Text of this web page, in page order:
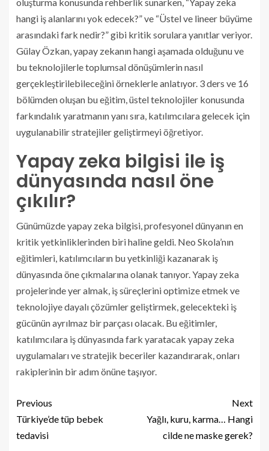
hangi iş alanlarını yok edecek?” ve “Üstel ve lineer büyüme
arasındaki fark nedir?” gibi kritik sorulara yanıtlar veriyor.
Gülay Özkan, yapay zekanın hangi aşamada olduğunu ve
bu teknolojilerle toplumsal dönüşümlerin nasıl
gerçekleştirilebileceğini örneklerle anlatıyor. 3 ders ve 16
bölümden oluşan bu eğitim, üstel teknolojiler konusunda
farkındalık yaratmanın yanı sıra, katılımcılara gelecek için
uygulanabilir stratejiler geliştirmeyi öğretiyor.
Yapay zeka bilgisi ile iş
dünyasında nasıl öne
çıkılır?
Günümüzde yapay zeka bilgisi, profesyonel dünyanın en
kritik yetkinliklerinden biri haline geldi. Neo Skola’nın
eğitimleri, katılımcıların bu yetkinliği kazanarak iş
dünyasında öne çıkmalarına olanak tanıyor. Yapay zeka
projelerinde yer almak, iş süreçlerini optimize etmek ve
teknolojiye dayalı çözümler geliştirmek, gelecekteki iş
gücünün ayrılmaz bir parçası olacak. Bu eğitimler,
katılımcılara iş dünyasında fark yaratacak yapay zeka
uygulamaları ve stratejik beceriler kazandırarak, onları
rakiplerinin bir adım önüne taşıyor.
Previous
Türkiye’de tüp bebek
tedavisi
Next
Yağlı, kuru, karma… Hangi
cilde ne maske gerek?